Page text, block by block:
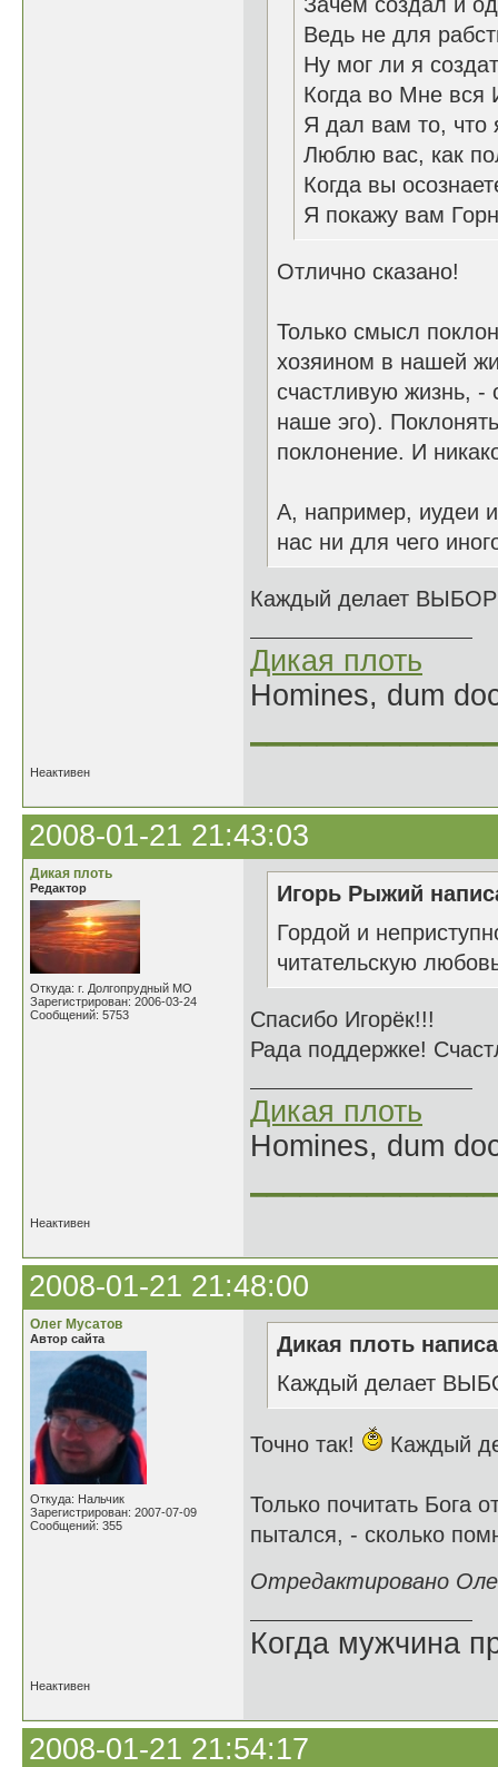
Ведь не для
Ну мог ли я
Когда во Мне вся
Я дал вам то,
Люблю вас, как
Когда вы
Я покажу вам
Отлично сказано!
Только смысл
хозяином в нашей
счастливую жизнь,
наше эго).
поклонение. И
А, например, иудеи
нас ни для чего
Каждый делает ВЫБОР
Дикая плоть
Homines, dum
Неактивен
2008-01-21 21:43:03
Дикая плоть
Редактор
Откуда: г. Долгопрудный МО
Зарегистрирован: 2006-03-24
Сообщений: 5753
Игорь Рыжий
Гордой и
читательскую
Спасибо Игорёк!!!
Рада поддержке!
Дикая плоть
Homines, dum
Неактивен
2008-01-21 21:48:00
Олег Мусатов
Автор сайта
Откуда: Нальчик
Зарегистрирован: 2007-07-09
Сообщений: 355
Дикая плоть
Каждый делает
Точно так! Каждый
Только почитать Бога
пытался, - сколько
Отредактировано
Когда мужчина
Неактивен
2008-01-21 21:54:17